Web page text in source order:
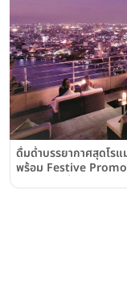
ดื่มด่ำบรรยากาศสุดโร
พร้อม Festive